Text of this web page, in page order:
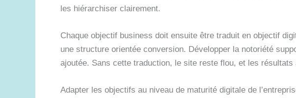
les hiérarchiser clairement.
Chaque objectif business doit ensuite être traduit en objectif
une structure orientée conversion. Développer la notoriété
ajoutée. Sans cette traduction, le site reste flou, et les résultats
Adapter les objectifs au niveau de maturité digitale de